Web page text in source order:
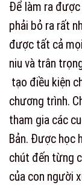
Để làm ra
phải bỏ ra rất
được tất cả
niu và trân
tạo điều kiện
chương trình.
tham gia các
Bản. Được học
chút đến từng
của con người